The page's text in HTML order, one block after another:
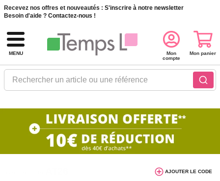
Recevez nos offres et nouveautés : S'inscrire à notre newsletter
Besoin d'aide ? Contactez-nous !
MENU
Rechercher un article ou une référence
Mon
compte
Mon panier
AJOUTER LE CODE